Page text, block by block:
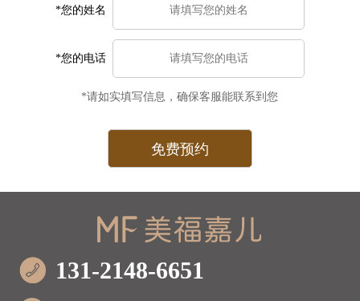
*您的姓名
*您的电话
*请如实填写信息，确保客服能联系到您
131-2148-6651